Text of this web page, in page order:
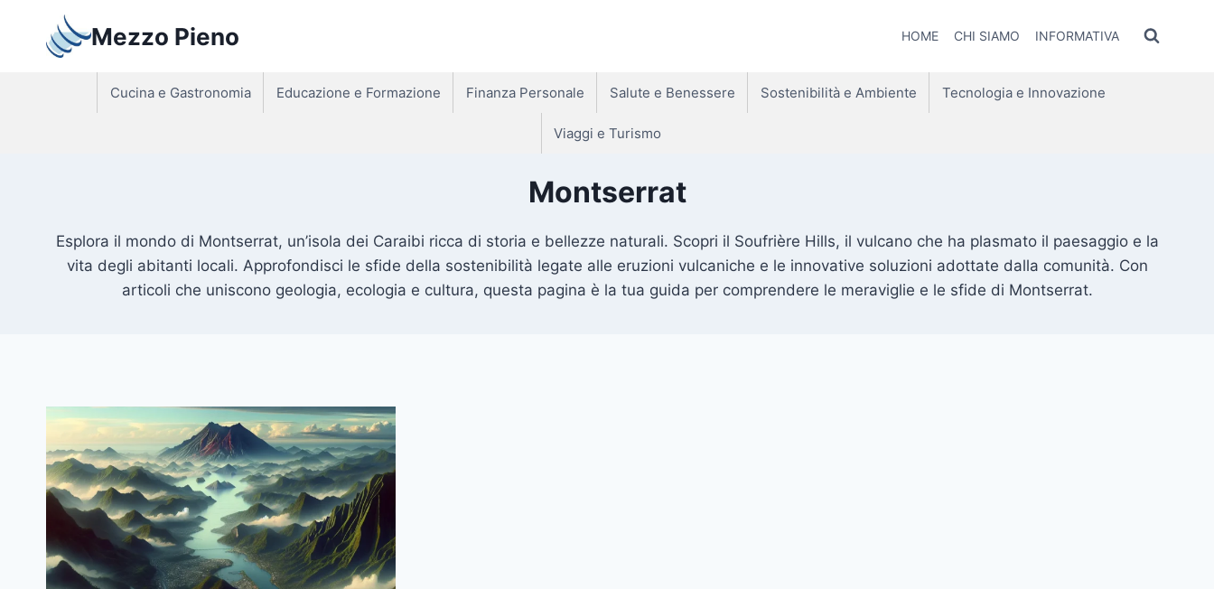
contenuto
Mezzo Pieno HOME CHI SIAMO INFORMATIVA
Cucina e Gastronomia Educazione e Formazione Finanza Personale Salute e Benessere Sostenibilità e Ambiente Tecnologia e Innovazione
Viaggi e Turismo
Montserrat
Esplora il mondo di Montserrat, un’isola dei Caraibi ricca di storia e bellezze naturali. Scopri il Soufrière Hills, il vulcano che ha plasmato il paesaggio e la
vita degli abitanti locali. Approfondisci le sfide della sostenibilità legate alle eruzioni vulcaniche e le innovative soluzioni adottate dalla comunità. Con
articoli che uniscono geologia, ecologia e cultura, questa pagina è la tua guida per comprendere le meraviglie e le sfide di Montserrat.